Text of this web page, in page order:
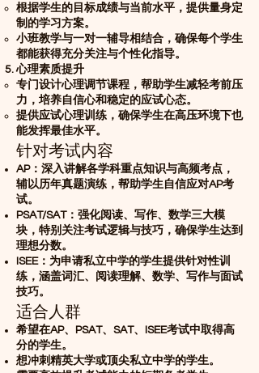
根据学生的目标成绩与当前水平，提供量身定
制的学习方案。
小班教学与一对一辅导相结合，确保每个学生
都能获得充分关注与个性化指导。
心理素质提升
专门设计心理调节课程，帮助学生减轻考前压
力，培养自信心和稳定的应试心态。
提供应试心理训练，确保学生在高压环境下也
能发挥最佳水平。
针对考试内容
AP：深入讲解各学科重点知识与高频考点，
辅以历年真题演练，帮助学生自信应对AP考
试。
PSAT/SAT：强化阅读、写作、数学三大模
块，特别关注考试逻辑与技巧，确保学生达到
理想分数。
ISEE：为申请私立中学的学生提供针对性训
练，涵盖词汇、阅读理解、数学、写作与面试
技巧。
适合人群
希望在AP、PSAT、SAT、ISEE考试中取得高
分的学生。
想冲刺精英大学或顶尖私立中学的学生。